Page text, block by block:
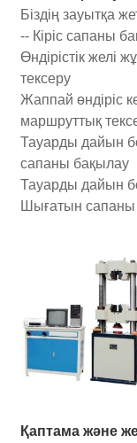
Біздің зауытқа
-- Кіріс сапаны
Өндірістік желі
тексеру
Жаппай өндіріс
маршруттық
Тауарды дайын
сапаны бақылау
Тауарды дайын
Шығатын сапаны
Қаптама және